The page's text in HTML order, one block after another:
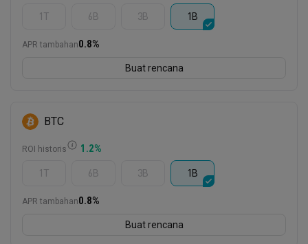
1T 6B 3B 1B
APR tambahan0.8%
Buat rencana
BTC
ROI historis 1.2%
1T 6B 3B 1B
APR tambahan0.8%
Buat rencana